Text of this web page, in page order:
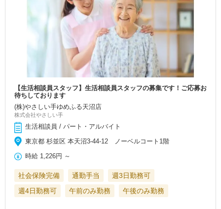
【生活相談員スタッフ】生活相談員スタッフの募集です！ご応募お
待ちしております
(株)やさしい手ゆめふる天沼店
株式会社やさしい手
生活相談員 / パート・アルバイト
東京都 杉並区 本天沼3-44-12 ノーベルコート1階
時給 1,226円 ～
社会保険完備 通勤手当
週3日勤務可
週4日勤務可
午前のみ勤務 午後のみ勤務